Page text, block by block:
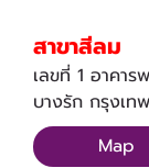
สาขาสีลม
เลขที่ 1 อาคา
บางรัก กรุงเท
Map